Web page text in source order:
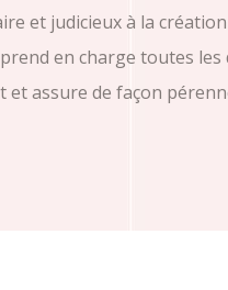
et judicieux à la
en charge toutes
assure de façon